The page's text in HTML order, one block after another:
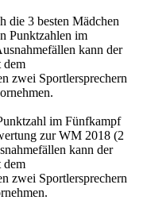
die 3 besten Mädchen
Punktzahlen im
kann der
dem
zwei Sportlersprechern
im Fünfkampf
zur WM 2018 (2
kann der
dem
zwei Sportlersprechern